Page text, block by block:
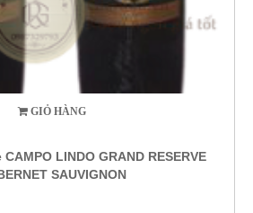
GIỎ HÀNG
LINDO GRAND RESERVE
SAUVIGNON